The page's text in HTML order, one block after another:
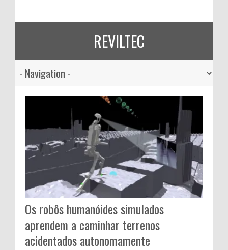
REVILTEC
Os robôs humanóides simulados
aprendem a caminhar terrenos
acidentados autonomamente